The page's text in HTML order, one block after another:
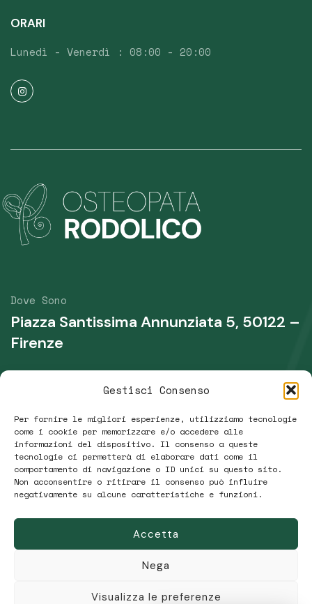
Gestisci Consenso
Per fornire le migliori esperienze, utilizziamo tecnologie
come i cookie per memorizzare e/o accedere alle
informazioni del dispositivo. Il consenso a queste
tecnologie ci permetterà di elaborare dati come il
comportamento di navigazione o ID unici su questo sito.
Non acconsentire o ritirare il consenso può influire
negativamente su alcune caratteristiche e funzioni.
Accetta
Nega
Visualizza le preferenze
ORARI
Lunedì - Venerdì : 08:00 - 20:00
Dove Sono
Piazza Santissima Annunziata 5, 50122 –
Firenze
+39 339 431 0135
Email
raffaellamaria.r@gmail.com
Copyright © 2026 Osteopata Rodolico |